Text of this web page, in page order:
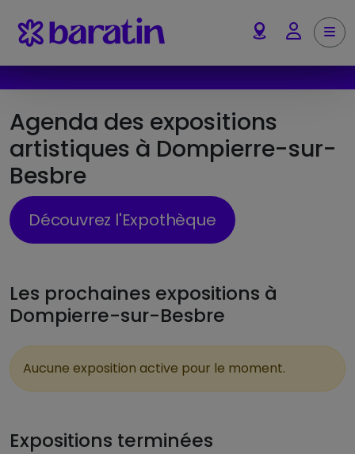
Account
Agenda des expositions
artistiques à Dompierre-sur-
Besbre
Découvrez l'Expothèque
Les prochaines expositions à
Dompierre-sur-Besbre
Aucune exposition active pour le moment.
Expositions terminées